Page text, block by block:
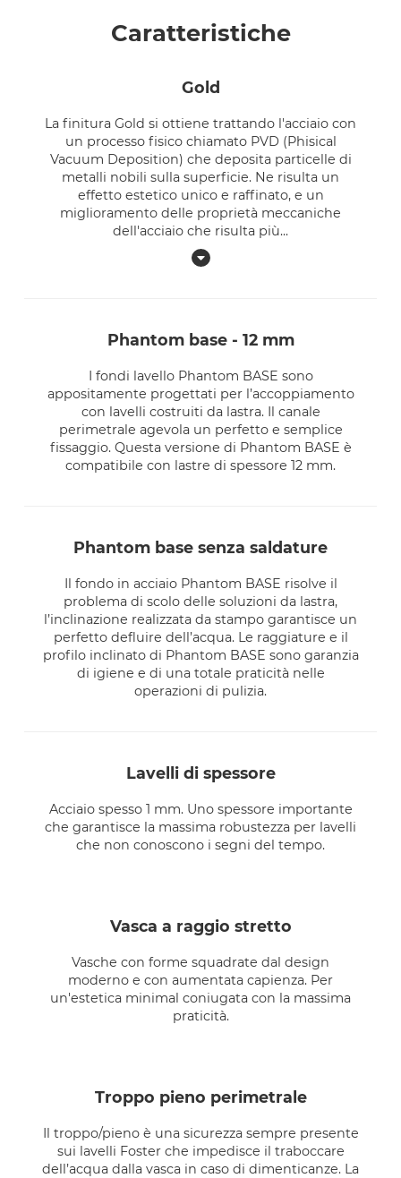
Caratteristiche
gold
La finitura Gold si ottiene trattando l'acciaio con
un processo fisico chiamato PVD (Phisical
Vacuum Deposition) che deposita particelle di
metalli nobili sulla superficie. Ne risulta un
effetto estetico unico e raffinato, e un
miglioramento delle proprietà meccaniche
dell'acciaio che risulta più...
phantom base - 12 mm
I fondi lavello Phantom BASE sono
appositamente progettati per l’accoppiamento
con lavelli costruiti da lastra. Il canale
perimetrale agevola un perfetto e semplice
fissaggio. Questa versione di Phantom BASE è
compatibile con lastre di spessore 12 mm.
phantom base senza saldature
Il fondo in acciaio Phantom BASE risolve il
problema di scolo delle soluzioni da lastra,
l’inclinazione realizzata da stampo garantisce un
perfetto defluire dell’acqua. Le raggiature e il
profilo inclinato di Phantom BASE sono garanzia
di igiene e di una totale praticità nelle
operazioni di pulizia.
lavelli di spessore
Acciaio spesso 1 mm. Uno spessore importante
che garantisce la massima robustezza per lavelli
che non conoscono i segni del tempo.
vasca a raggio stretto
Vasche con forme squadrate dal design
moderno e con aumentata capienza. Per
un'estetica minimal coniugata con la massima
praticità.
troppo pieno perimetrale
Il troppo/pieno è una sicurezza sempre presente
sui lavelli Foster che impedisce il traboccare
dell’acqua dalla vasca in caso di dimenticanze. La